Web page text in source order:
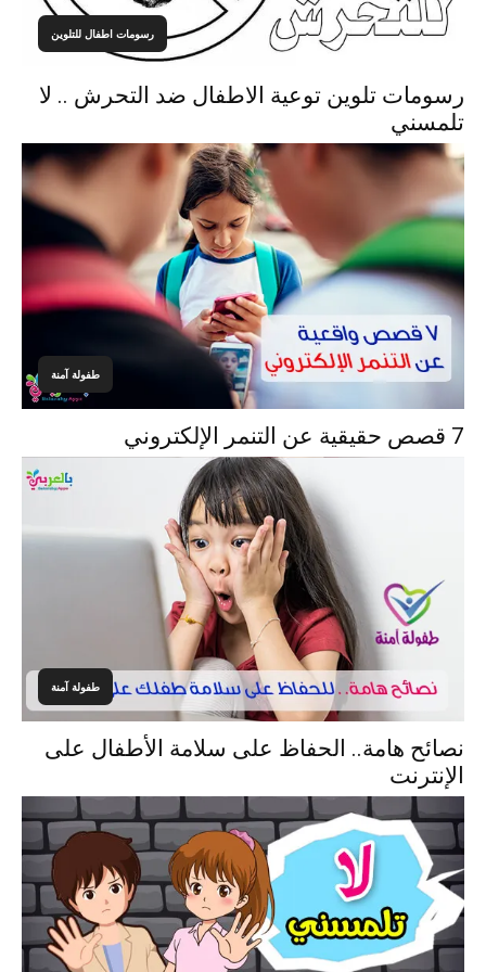
رسومات اطفال للتلوين
رسومات تلوين توعية الاطفال ضد التحرش .. لا
تلمسني
طفولة آمنة
7 قصص حقيقية عن التنمر الإلكتروني
طفولة آمنة
نصائح هامة.. الحفاظ على سلامة الأطفال على
الإنترنت